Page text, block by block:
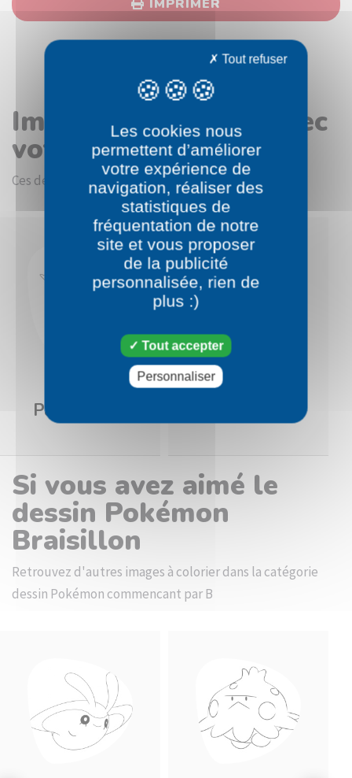
IMPRIMER
Images en rapport avec
votre choix
Ces dessins devraient vous intéresser.
Passerouge
Pokémon
Si vous avez aimé le
dessin Pokémon
Braisillon
Retrouvez d'autres images à colorier dans la catégorie
dessin Pokémon commencant par B
Les cookies nous
permettent d’améliorer
votre expérience de
navigation, réaliser des
statistiques de
fréquentation de notre
site et vous proposer
de la publicité
personnalisée, rien de
plus :)
Tout accepter
Tout refuser
Personnaliser